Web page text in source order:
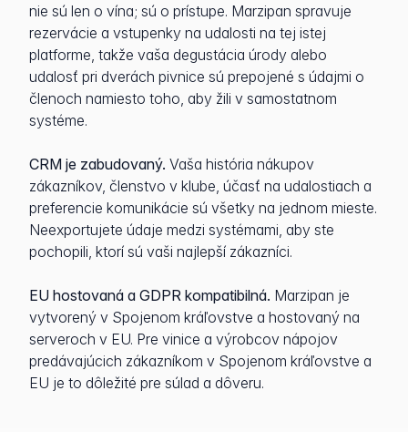
nie sú len o vína; sú o prístupe. Marzipan spravuje
rezervácie a vstupenky na udalosti na tej istej
platforme, takže vaša degustácia úrody alebo
udalosť pri dverách pivnice sú prepojené s údajmi o
členoch namiesto toho, aby žili v samostatnom
systéme.
CRM je zabudovaný. Vaša história nákupov
zákazníkov, členstvo v klube, účasť na udalostiach a
preferencie komunikácie sú všetky na jednom mieste.
Neexportujete údaje medzi systémami, aby ste
pochopili, ktorí sú vaši najlepší zákazníci.
EU hostovaná a GDPR kompatibilná. Marzipan je
vytvorený v Spojenom kráľovstve a hostovaný na
serveroch v EU. Pre vinice a výrobcov nápojov
predávajúcich zákazníkom v Spojenom kráľovstve a
EU je to dôležité pre súlad a dôveru.